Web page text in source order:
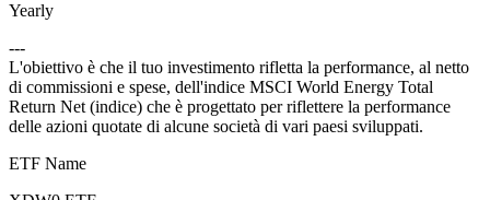
Yearly
---
L'obiettivo è che il tuo investimento rifletta la performance, al netto
di commissioni e spese, dell'indice MSCI World Energy Total
Return Net (indice) che è progettato per riflettere la performance
delle azioni quotate di alcune società di vari paesi sviluppati.
ETF Name